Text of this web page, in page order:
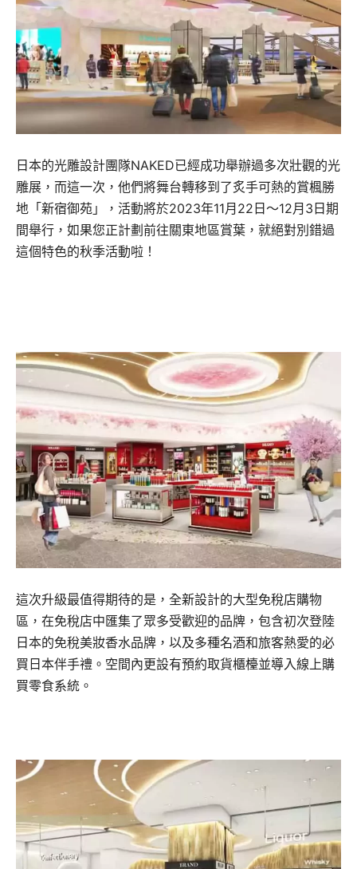
日本的光雕設計團隊NAKED已經成功舉辦過多次壯觀的光
雕展，而這一次，他們將舞台轉移到了炙手可熱的賞楓勝
地「新宿御苑」，活動將於2023年11月22日～12月3日期
間舉行，如果您正計劃前往關東地區賞葉，就絕對別錯過
這個特色的秋季活動啦！
這次升級最值得期待的是，全新設計的大型免稅店購物
區，在免稅店中匯集了眾多受歡迎的品牌，包含初次登陸
日本的免稅美妝香水品牌，以及多種名酒和旅客熱愛的必
買日本伴手禮。空間內更設有預約取貨櫃檯並導入線上購
買零食系統。